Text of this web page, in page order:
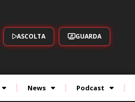
ASCOLTA GUARDA
News Podcast